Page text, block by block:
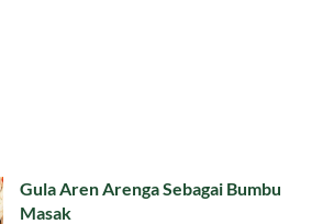
Gula Aren Arenga Sebagai Bumbu
Masak